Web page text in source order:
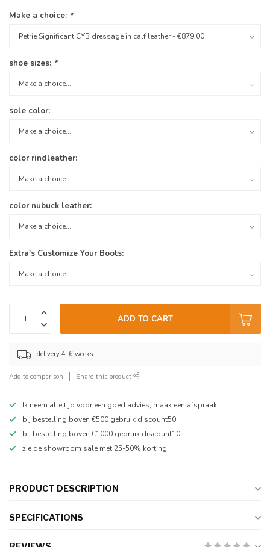
Make a choice: *
shoe sizes: *
sole color:
color rindleather:
color nubuck leather:
Extra's Customize Your Boots:
ADD TO CART
delivery 4-6 weeks
Add to comparison Share this product
Ik neem alle tijd voor een goed advies, maak een afspraak
bij bestelling boven €500 gebruik discount50
bij bestelling boven €1000 gebruik discount10
zie de showroom sale met 25-50% korting
PRODUCT DESCRIPTION
SPECIFICATIONS